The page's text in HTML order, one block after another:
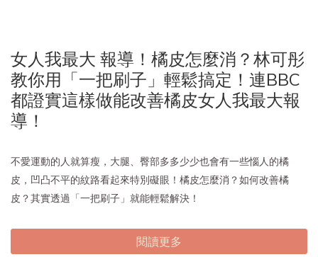
女人我最大 報導！橘皮怎麼消？林可彤
教你用「一把刷子」輕鬆搞定！連BBC
都證實這樣做能改善橘皮女人我最大報
導！
不愛運動的人就算瘦，大腿、臀部多多少少也會有一些惱人的橘
皮，凹凸不平的紋路看起來特別礙眼！橘皮怎麼消？如何改善橘
皮？其實透過「一把刷子」就能輕鬆解決！
閱讀更多